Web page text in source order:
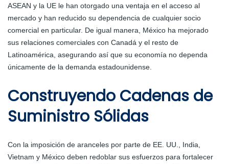
ASEAN y la UE le han otorgado una ventaja en el acceso al
mercado y han reducido su dependencia de cualquier socio
comercial en particular. De igual manera, México ha mejorado
sus relaciones comerciales con Canadá y el resto de
Latinoamérica, asegurando así que su economía no dependa
únicamente de la demanda estadounidense.
Construyendo Cadenas de
Suministro Sólidas
Con la imposición de aranceles por parte de EE. UU., India,
Vietnam y México deben redoblar sus esfuerzos para fortalecer